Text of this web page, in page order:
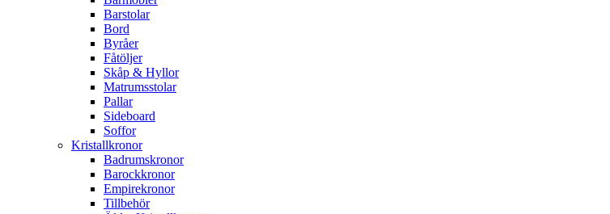
Barstolar
Bord
Byråer
Fåtöljer
Skåp & Hyllor
Matrumsstolar
Pallar
Sideboard
Soffor
Kristallkronor
Badrumskronor
Barockkronor
Empirekronor
Tillbehör